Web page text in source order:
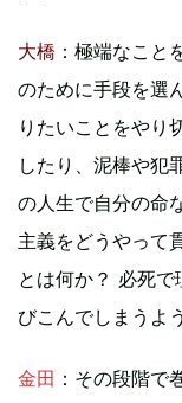
大橋 ：極端なこと
のために手段を選
りたいことをやり
したり、泥棒や犯
の人生で自分の命
主義をどうやって
とは何か？ 必死
びこんでしまうよ
金田 ：その段階で